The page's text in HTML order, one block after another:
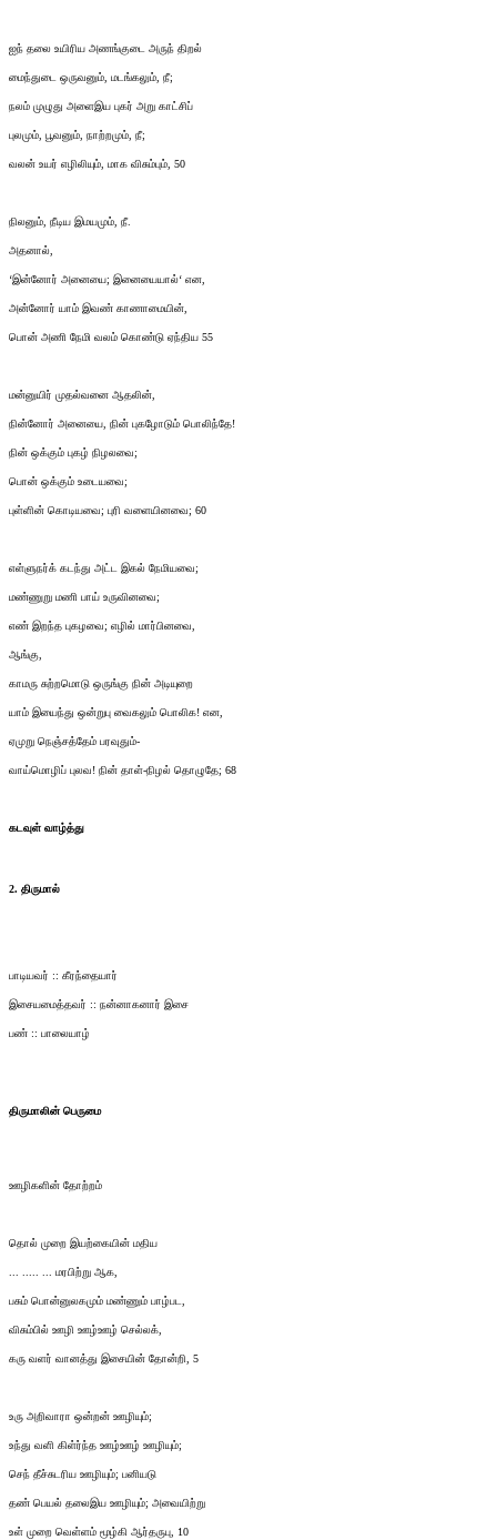
ஐந் தலை உயிரிய அணங்குடை அருந் திறல்
மைந்துடை ஒருவனும், மடங்கலும், நீ;
நலம் முழுது அளைஇய புகர் அறு காட்சிப்
புலமும், பூவனும், நாற்றமும், நீ;
வலன் உயர் எழிலியும், மாக விசும்பும், 50
நிலனும், நீடிய இமயமும், நீ.
அதனால்,
‘இன்னோர் அனையை; இனையையால்‘ என,
அன்னோர் யாம் இவண் காணாமையின்,
பொன் அணி நேமி வலம் கொண்டு ஏந்திய 55
மன்னுயிர் முதல்வனை ஆதலின்,
நின்னோர் அனையை, நின் புகழோடும் பொலிந்தே!
நின் ஒக்கும் புகழ் நிழலவை;
பொன் ஒக்கும் உடையவை;
புள்ளின் கொடியவை; புரி வளையினவை; 60
எள்ளுநர்க் கடந்து அட்ட இகல் நேமியவை;
மண்ணுறு மணி பாய் உருவினவை;
எண் இறந்த புகழவை; எழில் மார்பினவை,
ஆங்கு,
காமரு சுற்றமொடு ஒருங்கு நின் அடியுறை
யாம் இயைந்து ஒன்றுபு வைகலும் பொலிக! என,
ஏமுறு நெஞ்சத்தேம் பரவுதும்-
வாய்மொழிப் புலவ! நின் தாள்-நிழல் தொழுதே; 68
கடவுள் வாழ்த்து
2. திருமால்
பாடியவர் :: கீரந்தையார்
இசையமைத்தவர் :: நன்னாகனார் இசை
பண் :: பாலையாழ்
திருமாலின் பெருமை
ஊழிகளின் தோற்றம்
தொல் முறை இயற்கையின் மதிய
... ..... ... மரபிற்று ஆக,
பசும் பொன்னுலகமும் மண்ணும் பாழ்பட,
விசும்பில் ஊழி ஊழ்ஊழ் செல்லக்,
கரு வளர் வானத்து இசையின் தோன்றி, 5
உரு அறிவாரா ஒன்றன் ஊழியும்;
உந்து வளி கிள்ர்ந்த ஊழ்ஊழ் ஊழியும்;
செந் தீச்சுடரிய ஊழியும்; பனியடு
தண் பெயல் தலைஇய ஊழியும்; அவையிற்று
உள் முறை வெள்ளம் மூழ்கி ஆர்தருபு, 10